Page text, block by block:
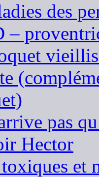
des
–
pas
Hector
et